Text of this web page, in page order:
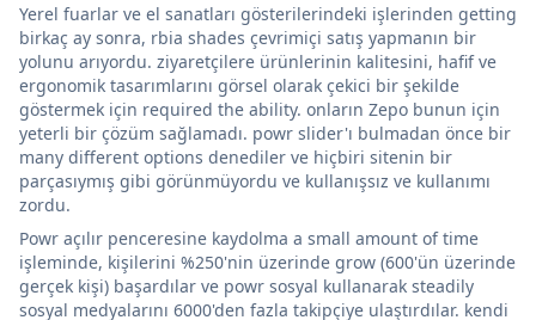
Yerel fuarlar ve el sanatları gösterilerindeki işlerinden getting
birkaç ay sonra, rbia shades çevrimiçi satış yapmanın bir
yolunu arıyordu. ziyaretçilere ürünlerinin kalitesini, hafif ve
ergonomik tasarımlarını görsel olarak çekici bir şekilde
göstermek için required the ability. onların Zepo bunun için
yeterli bir çözüm sağlamadı. powr slider'ı bulmadan önce bir
many different options denediler ve hiçbiri sitenin bir
parçasıymış gibi görünmüyordu ve kullanışsız ve kullanımı
zordu.
Powr açılır penceresine kaydolma a small amount of time
işleminde, kişilerini %250'nin üzerinde grow (600'ün üzerinde
gerçek kişi) başardılar ve powr sosyal kullanarak steadily
sosyal medyalarını 6000'den fazla takipçiye ulaştırdılar. kendi